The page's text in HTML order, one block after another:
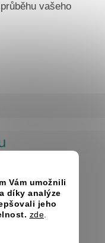
Vám umožnili
díky analýze
jeho
zde.
vašeho